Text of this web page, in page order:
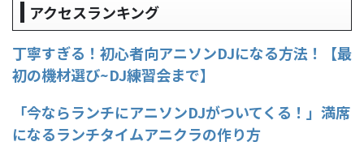
アクセスランキング
丁寧すぎる！初心者向アニソンDJになる方法！【最
初の機材選び~DJ練習会まで】
「今ならランチにアニソンDJがついてくる！」満席
になるランチタイムアニクラの作り方